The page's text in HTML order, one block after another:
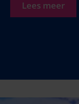
Lees meer